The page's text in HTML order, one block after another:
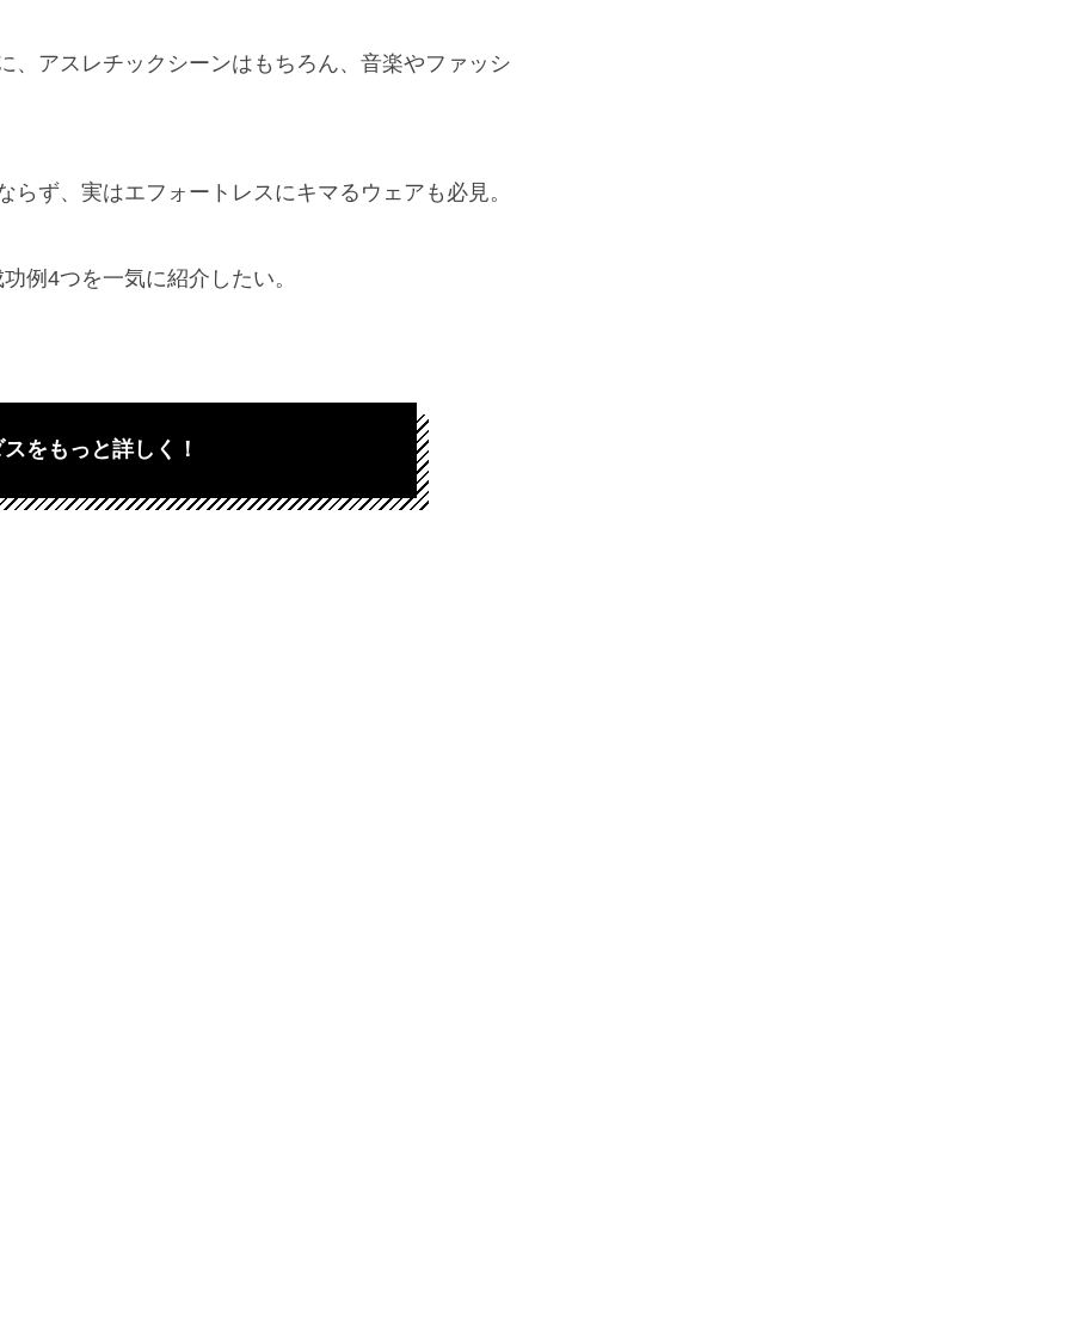
、アスレチックシーンはもちろん、音楽やファッシ
ず、実はエフォートレスにキマるウェアも必見。
例4つを一気に紹介したい。
をもっと詳しく！